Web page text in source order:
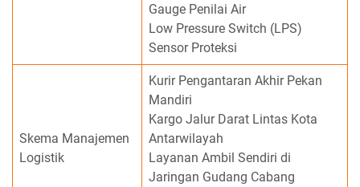
Gauge Penilai Air
Low Pressure Switch (LPS)
Sensor Proteksi
Skema Manajemen
Logistik
Kurir Pengantaran Akhir Pekan
Mandiri
Kargo Jalur Darat Lintas Kota
Antarwilayah
Layanan Ambil Sendiri di
Jaringan Gudang Cabang